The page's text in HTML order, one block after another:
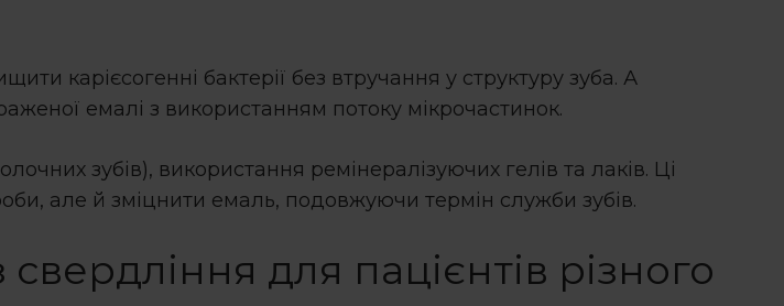
карієсогенні бактерії без втручання у структуру зуба. А
емалі з використанням потоку мікрочастинок.
зубів), використання ремінералізуючих гелів та лаків. Ці
але й зміцнити емаль, подовжуючи термін служби зубів.
свердління для пацієнтів різного